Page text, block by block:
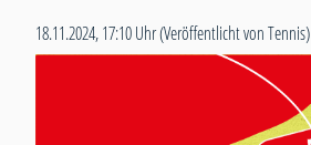
18.11.2024, 17:10 Uhr(Veröffentlicht von Tennis)